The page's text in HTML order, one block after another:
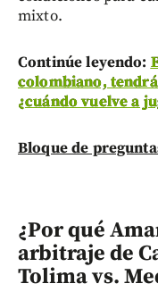
mixto.
Continúe leyendo:
colombiano,
¿cuándo vuelve a
Bloque de
¿Por qué
arbitraje de
Tolima vs.